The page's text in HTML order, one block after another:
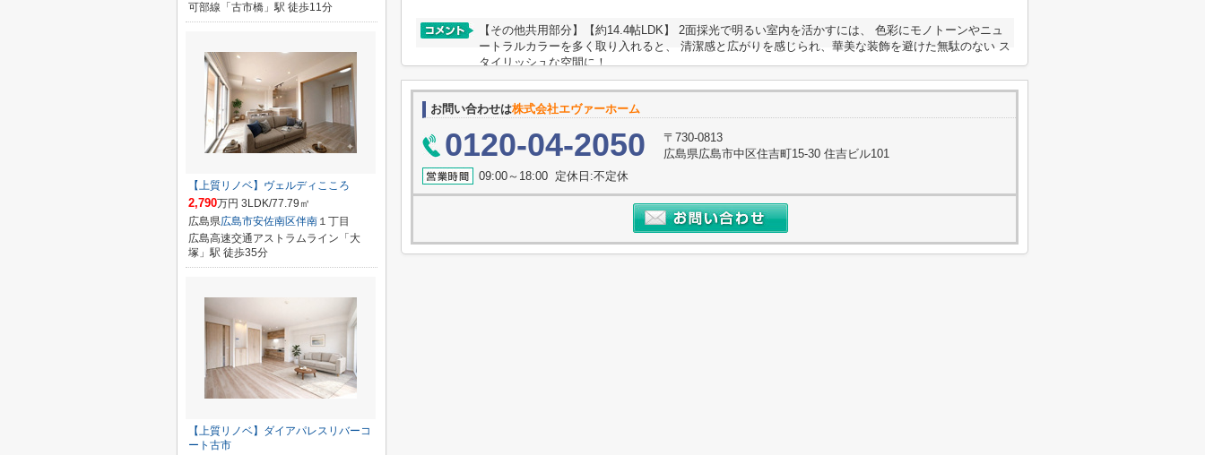
【その他共用部分】【約14.4帖LDK】 2面採光で明るい室内を活かすには、 色彩にモノトーンやニュ
ートラルカラーを多く取り入れると、 清潔感と広がりを感じられ、華美な装飾を避けた無駄のない ス
タイリッシュな空間に！
お問い合わせは株式会社エヴァーホーム
0120-04-2050
〒730-0813
広島県広島市中区住吉町15-30 住吉ビル101
09:00～18:00 定休日:不定休
可部線「古市橋」駅 徒歩11分
【上質リノベ】ヴェルディこころ
2,790万円 3LDK/77.79㎡
広島県広島市安佐南区伴南 １丁目
広島高速交通アストラムライン「大
塚」駅 徒歩35分
【上質リノベ】ダイアパレスリバーコ
ート古市